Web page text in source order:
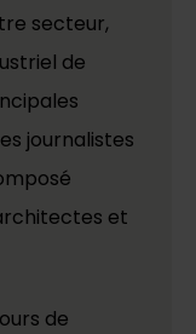
secteur,
de
journalistes
et
de